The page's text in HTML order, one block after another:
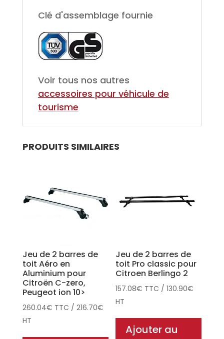
Clé d'assemblage fournie
Voir tous nos autres
accessoires pour véhicule de
tourisme
PRODUITS SIMILAIRES
Jeu de 2 barres de
toit Aéro en
Aluminium pour
Citroën C-zero,
Peugeot ion 10>
260.04€ TTC / 216.70€
HT
Jeu de 2 barres de
toit Pro classic pour
Citroen Berlingo 2
157.08€ TTC /130.90€
HT
Ajouter au